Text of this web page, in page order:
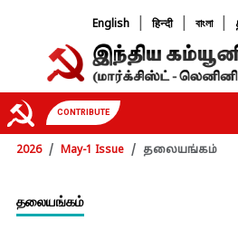
English हिन्दी বাংলা
CONTRIBUTE
2026 May-1 Issue தலையங்கம்
தலையங்கம்